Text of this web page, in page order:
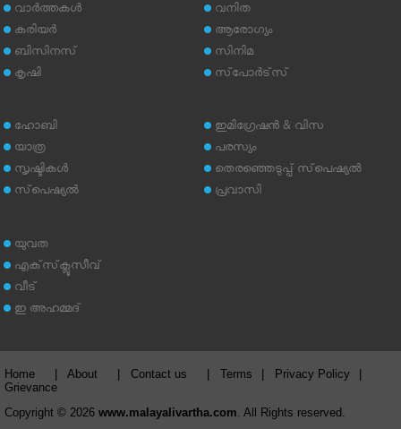
വാര്‍ത്തകള്‍
കരിയര്‍
ബിസിനസ്
കൃഷി
വനിത
ആരോഗ്യം
സിനിമ
സ്‌പോര്‍ട്‌സ്
ഹോബി
യാത്ര
സൃഷ്ടികള്‍
സ്‌പെഷ്യല്‍
ഇമിഗ്രേഷന്‍ & വിസ
പരസ്യം
തെരഞ്ഞെടുപ്പ് സ്‌പെഷ്യല്‍
പ്രവാസി
യുവത
എക്‌സ്‌ക്ലൂസീവ്
വീട്
ഇ അഹമ്മദ്‌
Home About Contact us Terms Privacy Policy
Grievance
Copyright © 2026 www.malayalivartha.com . All Rights reserved.